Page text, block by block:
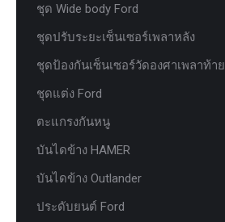
ชุด Wide body Ford
ชุดปรับระยะเซ็นเซอร์เพลาหลัง
ชุดป้องกันเซ็นเซอร์วัดองศาเพลาท้าย
ชุดแต่ง Ford
ตะแกรงกันหนู
บันไดข้าง HAMER
บันไดข้าง Outlander
ประดับยนต์ Ford